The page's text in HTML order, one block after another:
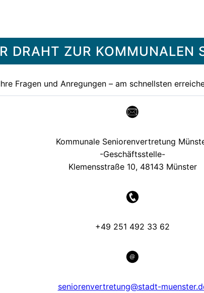
DRAHT ZUR KOMMUNALEN
Fragen und Anregungen – am schnellsten
Kommunale Seniorenvertretung
-Geschäftsstelle-
Klemensstraße 10, 48143 Münster
+49 251 492 33 62
seniorenvertretung@stadt-